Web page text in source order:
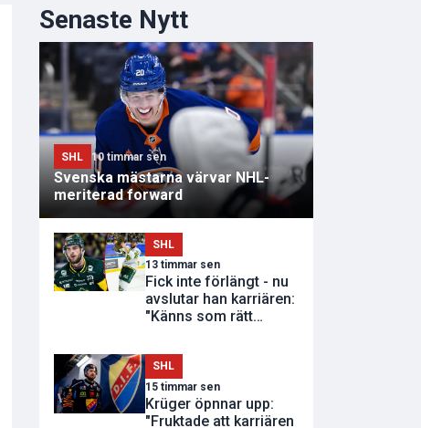
Senaste Nytt
SHL 10 timmar sen
Svenska mästarna värvar NHL-
meriterad forward
SHL
13 timmar sen
Fick inte förlängt - nu
avslutar han karriären:
"Känns som rätt
SHL
15 timmar sen
Krüger öpnnar upp:
"Fruktade att karriären